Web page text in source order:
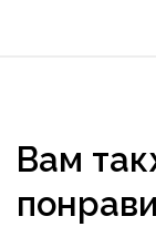
Вам